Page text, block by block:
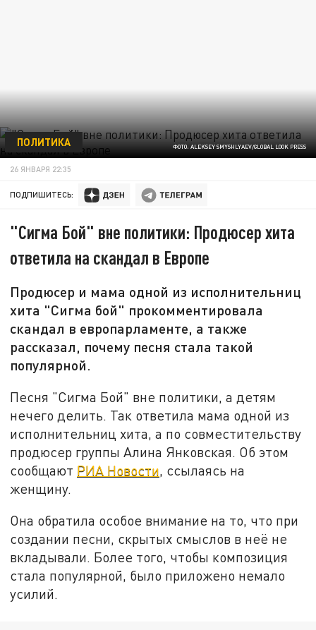
ФОТО: ALEKSEY SMYSHLYAEV/GLOBAL LOOK PRESS
ПОЛИТИКА
26 ЯНВАРЯ 22:35
ПОДПИШИТЕСЬ:
"Сигма Бой" вне политики: Продюсер хита
ответила на скандал в Европе
Продюсер и мама одной из исполнительниц
хита "Сигма бой" прокомментировала
скандал в европарламенте, а также
рассказал, почему песня стала такой
популярной.
Песня "Сигма Бой" вне политики, а детям
нечего делить. Так ответила мама одной из
исполнительниц хита, а по совместительству
продюсер группы Алина Янковская. Об этом
сообщают РИА Новости, ссылаясь на
женщину.
Она обратила особое внимание на то, что при
создании песни, скрытых смыслов в неё не
вкладывали. Более того, чтобы композиция
стала популярной, было приложено немало
усилий.